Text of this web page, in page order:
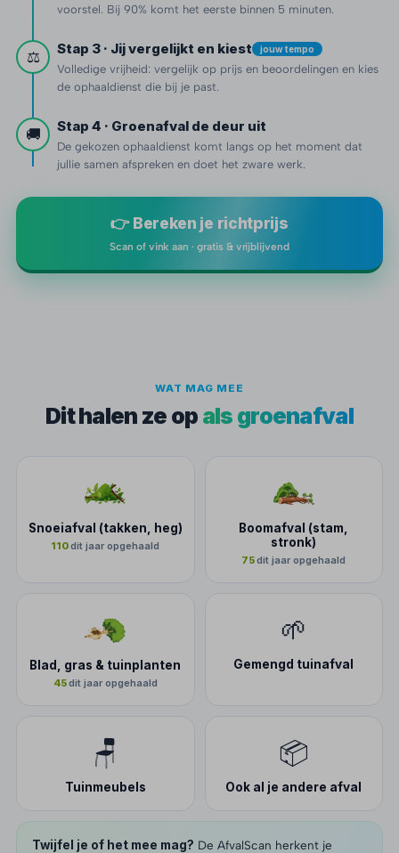
voorstel. Bij 90% komt het eerste binnen 5 minuten.
⚖️ Stap 3 · Jij vergelijkt en kiest jouw tempo
Volledige vrijheid: vergelijk op prijs en beoordelingen en kies
de ophaaldienst die bij je past.
🚚 Stap 4 · Groenafval de deur uit
De gekozen ophaaldienst komt langs op het moment dat
jullie samen afspreken en doet het zware werk.
👉 Bereken je richtprijs
Scan of vink aan · gratis & vrijblijvend
WAT MAG MEE
Dit halen ze op als groenafval
Snoeiafval (takken, heg)
110dit jaar opgehaald
Boomafval (stam,
stronk)
75dit jaar opgehaald
Blad, gras & tuinplanten
45dit jaar opgehaald
🌱
Gemengd tuinafval
🪑
Tuinmeubels
📦
Ook al je andere afval
Twijfel je of het mee mag? De AfvalScan herkent je